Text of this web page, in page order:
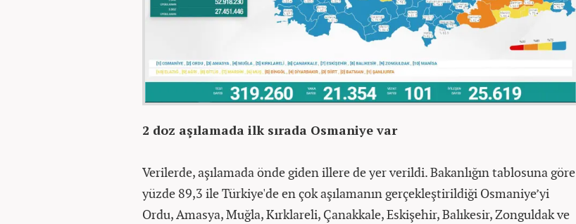
2 doz aşılamada ilk sırada Osmaniye var
Verilerde, aşılamada önde giden illere de yer verildi. Bakanlığın tablosuna göre
yüzde 89,3 ile Türkiye'de en çok aşılamanın gerçekleştirildiği Osmaniye’yi
Ordu, Amasya, Muğla, Kırklareli, Çanakkale, Eskişehir, Balıkesir, Zonguldak ve